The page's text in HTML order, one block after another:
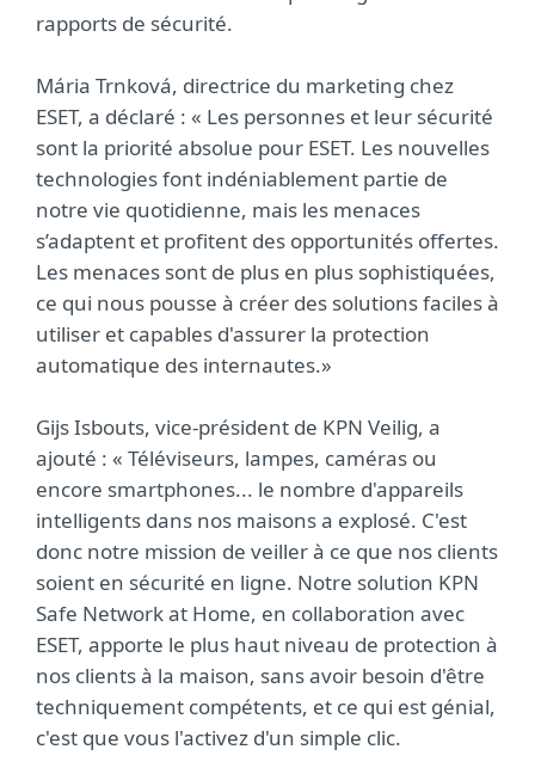
rapports de sécurité.
Mária Trnková, directrice du marketing chez
ESET, a déclaré : « Les personnes et leur sécurité
sont la priorité absolue pour ESET. Les nouvelles
technologies font indéniablement partie de
notre vie quotidienne, mais les menaces
s’adaptent et profitent des opportunités offertes.
Les menaces sont de plus en plus sophistiquées,
ce qui nous pousse à créer des solutions faciles à
utiliser et capables d'assurer la protection
automatique des internautes.»
Gijs Isbouts, vice-président de KPN Veilig, a
ajouté : « Téléviseurs, lampes, caméras ou
encore smartphones... le nombre d'appareils
intelligents dans nos maisons a explosé. C'est
donc notre mission de veiller à ce que nos clients
soient en sécurité en ligne. Notre solution KPN
Safe Network at Home, en collaboration avec
ESET, apporte le plus haut niveau de protection à
nos clients à la maison, sans avoir besoin d'être
techniquement compétents, et ce qui est génial,
c'est que vous l'activez d'un simple clic.